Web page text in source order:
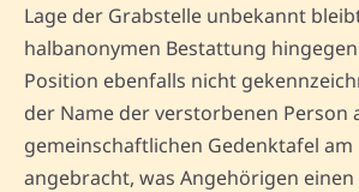
Lage der Grabstelle unbekannt
halbanonymen Bestattung
Position ebenfalls nicht
der Name der verstorbenen Person
gemeinschaftlichen Gedenktafel
angebracht, was Angehörigen